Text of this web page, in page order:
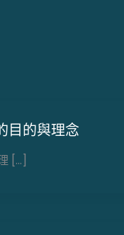
目的與理念
[…]